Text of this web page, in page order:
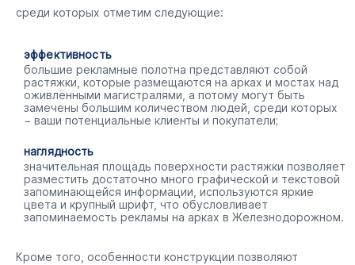
среди которых отметим следующие:
эффективность
большие рекламные полотна представляют собой
растяжки, которые размещаются на арках и мостах над
оживлёнными магистралями, а потому могут быть
замечены большим количеством людей, среди которых
− ваши потенциальные клиенты и покупатели;
наглядность
значительная площадь поверхности растяжки позволяет
разместить достаточно много графической и текстовой
запоминающейся информации, используются яркие
цвета и крупный шрифт, что обусловливает
запоминаемость рекламы на арках в Железнодорожном.
Кроме того, особенности конструкции позволяют